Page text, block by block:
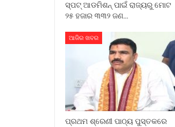
ସ୍ପଟ୍ ଆଡମିଶନ୍ ପାଇଁ ରାଜ୍ୟରୁ ମୋଟ
୨୫ ହଜାର ୩୩୨ ଜଣ…
ଆଜିର ଖବର
ପ୍ରଥମ ଶ୍ରେଣୀ ପାଠ୍ୟ ପୁସ୍ତକରେ